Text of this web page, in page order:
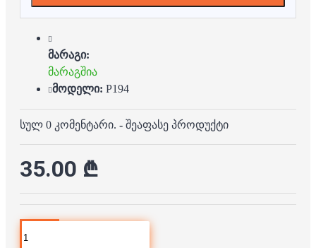
მარაგი:
მარაგშია
მოდელი: P194
სულ 0 კომენტარი. - შეაფასე პროდუქტი
35.00 ₾